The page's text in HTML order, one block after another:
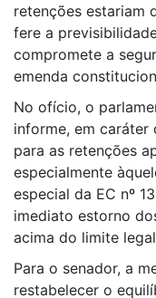
retenções estariam
fere a
compromete a
emenda
No ofício, o
informe, em
para as retenções
especialmente
especial da EC nº
imediato estorno
acima do limite
Para o senador, a
restabelecer o